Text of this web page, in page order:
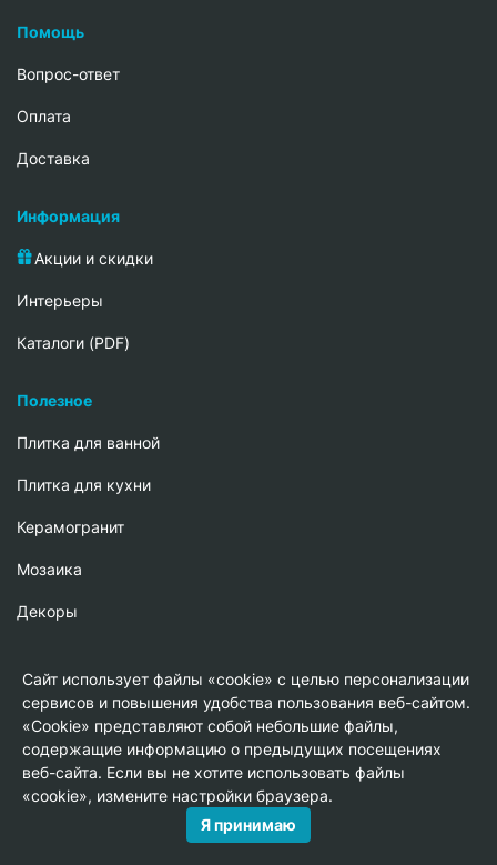
Помощь
Вопрос-ответ
Oплата
Доставка
Информация
Акции и скидки
Интерьеры
Каталоги (PDF)
Полезное
Плитка для ванной
Плитка для кухни
Керамогранит
Мозаика
Декоры
Обои
Сопутствующие товары
Адреса магазинов
info@shopkmplitka.ru
Сайт использует файлы «cookie» с целью персонализации
сервисов и повышения удобства пользования веб-сайтом.
«Cookie» представляют собой небольшие файлы,
содержащие информацию о предыдущих посещениях
веб-сайта. Если вы не хотите использовать файлы
«cookie», измените настройки браузера.
Я принимаю